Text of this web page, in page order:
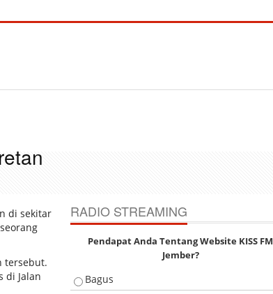
di sekitar
tersebut.
di Jalan
RADIO STREAMING
Pendapat Anda Tentang Website KISS FM
Jember?
Bagus